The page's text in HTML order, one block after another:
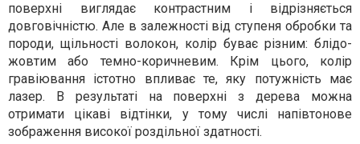
поверхні виглядає контрастним і відрізняється
довговічністю. Але в залежності від ступеня обробки та
породи, щільності волокон, колір буває різним: блідо-
жовтим або темно-коричневим. Крім цього, колір
гравіювання істотно впливає те, яку потужність має
лазер. В результаті на поверхні з дерева можна
отримати цікаві відтінки, у тому числі напівтонове
зображення високої роздільної здатності.